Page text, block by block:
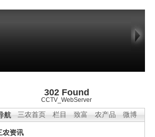
302 Found
CCTV_WebServer
三农首页 栏目 致富 农产品 微博
航
农资讯